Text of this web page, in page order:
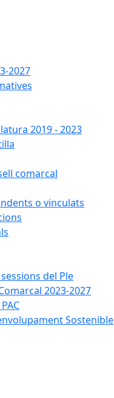
2027
2019 - 2023
comarcal
o vinculats
del Ple
2023-2027
Sostenible